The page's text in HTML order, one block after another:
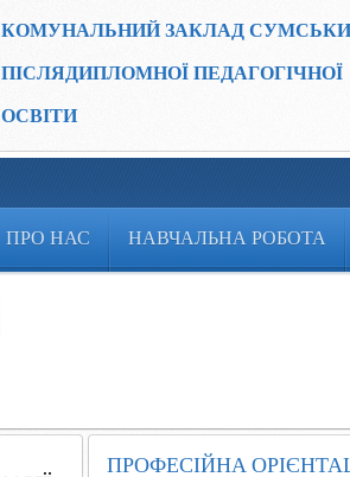
КОМУНАЛЬНИЙ ЗАКЛАД
ПІСЛЯДИПЛОМНОЇ ПЕДАГОГІЧНОЇ
ОСВІТИ
ПРО НАС НАВЧАЛЬНА РОБОТА
ПРОФЕСІЙНА